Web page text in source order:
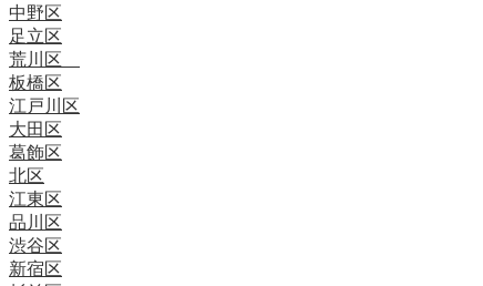
中野区
足立区
荒川区
板橋区
江戸川区
大田区
葛飾区
北区
江東区
品川区
渋谷区
新宿区